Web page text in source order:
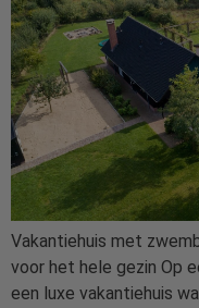
Vakantiehuis met
voor het hele gezin Op
een luxe vakantiehuis